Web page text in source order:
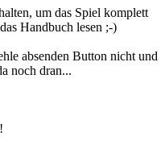
um das Spiel komplett
Handbuch lesen ;-)
absenden Button nicht und
noch dran...